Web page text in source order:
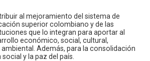
al mejoramiento del sistema de
superior colombiano y de las
que lo integran para aportar al
económico, social, cultural,
Además, para la consolidación
y la paz del país.